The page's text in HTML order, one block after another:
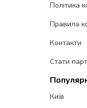
Політика
Правила
Контакти
Стати
Київ